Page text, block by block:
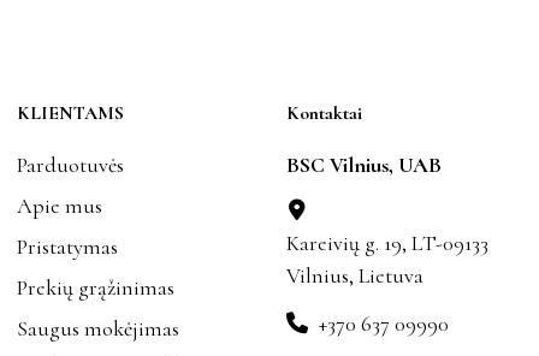
KLIENTAMS
Parduotuvės
Apie mus
Pristatymas
Prekių grąžinimas
Saugus mokėjimas
Kontaktai
BSC Vilnius, UAB
Kareivių g. 19, LT-09133
Vilnius, Lietuva
+370 637 09990